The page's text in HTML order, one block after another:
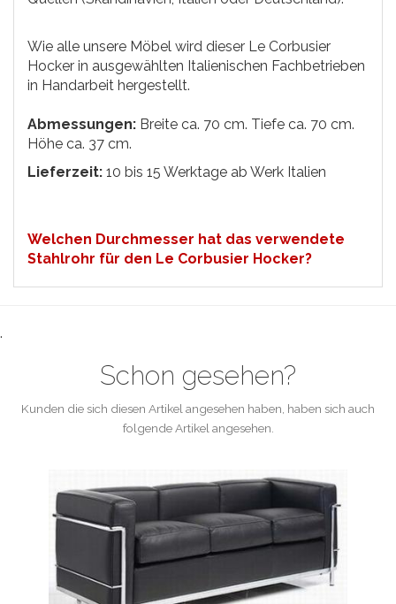
Wie alle unsere Möbel wird dieser Le Corbusier
Hocker in ausgewählten Italienischen Fachbetrieben
in Handarbeit hergestellt.
Abmessungen: Breite ca. 70 cm. Tiefe ca. 70 cm.
Höhe ca. 37 cm.
Lieferzeit: 10 bis 15 Werktage ab Werk Italien
Welchen Durchmesser hat das verwendete
Stahlrohr für den Le Corbusier Hocker?
.
Schon gesehen?
Kunden die sich diesen Artikel angesehen haben, haben sich auch
folgende Artikel angesehen.